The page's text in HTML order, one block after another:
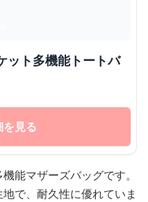
ット多機能トートバ
見る
能マザーズバッグです。
で、耐久性に優れていま